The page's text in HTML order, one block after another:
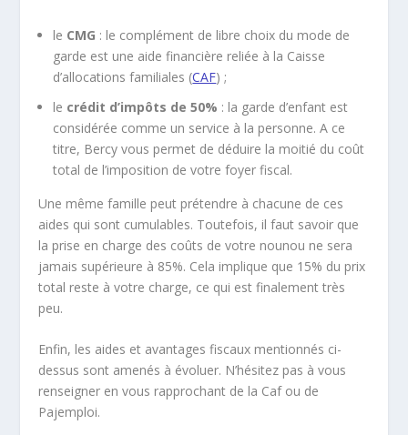
le CMG : le complément de libre choix du mode de
garde est une aide financière reliée à la Caisse
d’allocations familiales (CAF) ;
le crédit d’impôts de 50% : la garde d’enfant est
considérée comme un service à la personne. A ce
titre, Bercy vous permet de déduire la moitié du coût
total de l’imposition de votre foyer fiscal.
Une même famille peut prétendre à chacune de ces
aides qui sont cumulables. Toutefois, il faut savoir que
la prise en charge des coûts de votre nounou ne sera
jamais supérieure à 85%. Cela implique que 15% du prix
total reste à votre charge, ce qui est finalement très
peu.
Enfin, les aides et avantages fiscaux mentionnés ci-
dessus sont amenés à évoluer. N’hésitez pas à vous
renseigner en vous rapprochant de la Caf ou de
Pajemploi.